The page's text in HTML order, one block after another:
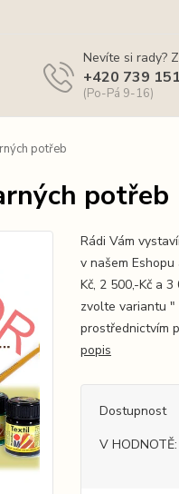
Nevíte si rady?
+420 739
(Po-Pá 9-16)
potřeb
potřeb
Rádi Vám
v našem Eshopu
Kč, 2 500,-Kč a
zvolte variantu "
prostřednictvím
popis
Dostupnost
V HODNOTĚ: